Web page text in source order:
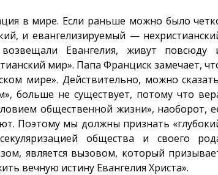
в мире. Если раньше можно было
и евангелизируемый —
Евангелия, живут повсюду
мир». Папа Франциск замечает,
мире». Действительно, можно
больше не существует, потому что
общественной жизни», наоборот,
Поэтому мы должны признать
общества и своего
является вызовом, который
вечную истину Евангелия Христа».